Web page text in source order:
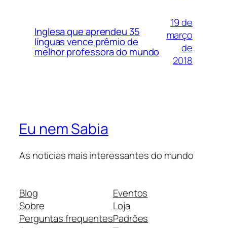
Inglesa que aprendeu 35
línguas vence prêmio de
melhor professora do mundo
19 de
março
de
2018
Eu nem Sabia
As notícias mais interessantes do mundo
Blog
Sobre
Perguntas frequentes
Eventos
Loja
Padrões